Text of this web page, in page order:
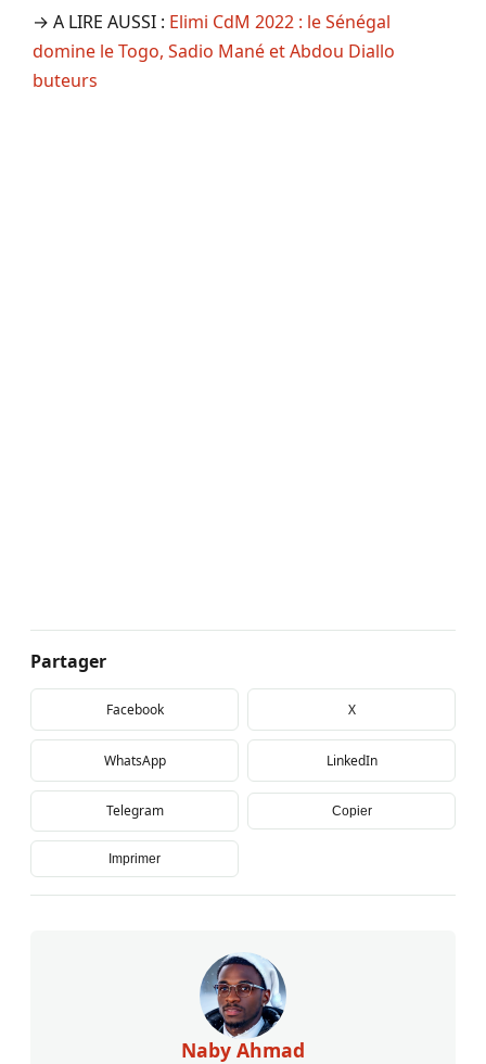
→ A LIRE AUSSI : Elimi CdM 2022 : le Sénégal
domine le Togo, Sadio Mané et Abdou Diallo
buteurs
Partager
Facebook X
WhatsApp LinkedIn
Telegram Copier
Imprimer
Naby Ahmad